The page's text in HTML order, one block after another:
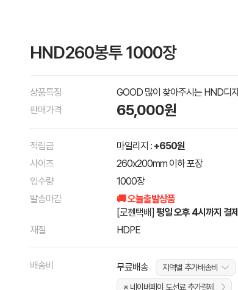
HND260봉투 1000장
상품특징
GOOD 많이 찾아주시는 HND디
판매가격
65,000원
적립금 마일리지 : +650원
사이즈
260x200mm 이하 포장
입수량
1000장
발송마감
🚚 오늘출발상품
[로젠택배] 평일 오후 4시까지 결
재질
HDPE
배송비 무료배송
지역별 추가배송비
※ 네이버페이 도선료 추가결제